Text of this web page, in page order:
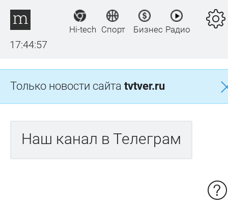
17:44:57
Hi-tech Спорт Бизнес Радио
Только новости сайта tvtver.ru
Наш канал в Телеграм